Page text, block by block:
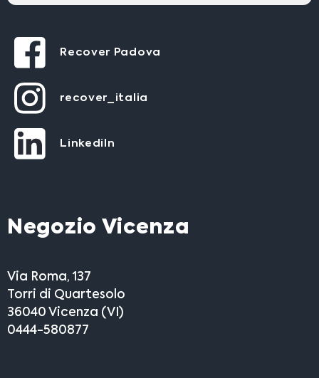
Recover Padova
recover_italia
LinkediIn
Negozio Vicenza
Via Roma, 137
Torri di Quartesolo
36040 Vicenza (VI)
0444-580877